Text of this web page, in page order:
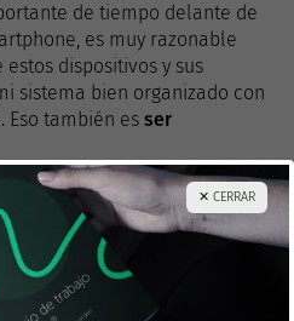
de tiempo delante de
es muy razonable
dispositivos y sus
sistema bien organizado con
Eso también es ser
específico para GTDo
tecnológicas o no
Una herramienta específica
de la senda productiva,
genérica tendrás que
✕ CERRAR